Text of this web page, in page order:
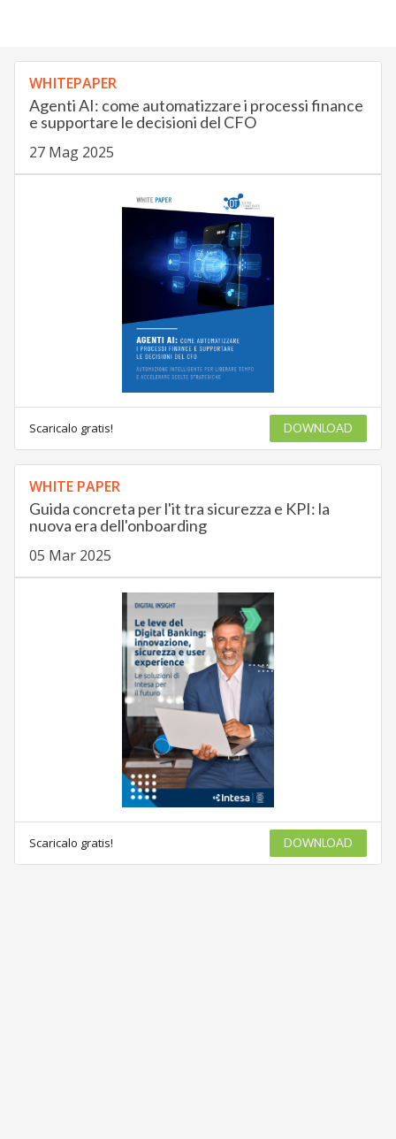
WHITEPAPER
Agenti AI: come automatizzare i processi finance
e supportare le decisioni del CFO
27 Mag 2025
Scaricalo gratis! DOWNLOAD
WHITE PAPER
Guida concreta per l'it tra sicurezza e KPI: la
nuova era dell'onboarding
05 Mar 2025
Scaricalo gratis! DOWNLOAD